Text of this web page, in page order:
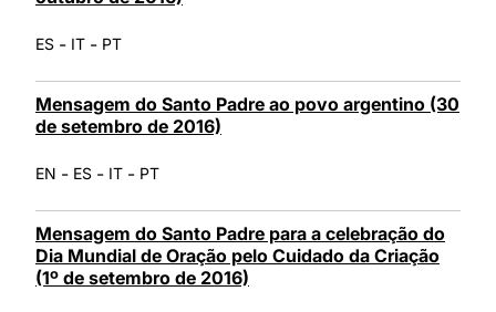
ES - IT - PT
Mensagem do Santo Padre ao povo argentino (30
de setembro de 2016)
EN - ES - IT - PT
Mensagem do Santo Padre para a celebração do
Dia Mundial de Oração pelo Cuidado da Criação
(1º de setembro de 2016)